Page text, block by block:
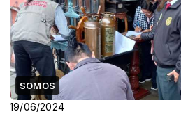
SOMOS
19/06/2024